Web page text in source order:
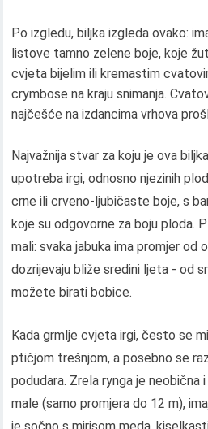
Po izgledu, biljka izgleda ovako:
listove tamno zelene boje, koje
cvjeta bijelim ili kremastim
crymbose na kraju snimanja.
najčešće na izdancima vrhova
Najvažnija stvar za koju je ova
upotreba irgi, odnosno njezinih
crne ili crveno-ljubičaste boje, s
koje su odgovorne za boju ploda.
mali: svaka jabuka ima promjer od
dozrijevaju bliže sredini ljeta - od
možete birati bobice.
Kada grmlje cvjeta irgi, često se
ptičjom trešnjom, a posebno se
podudara. Zrela rynga je neobična
male (samo promjera do 12 m),